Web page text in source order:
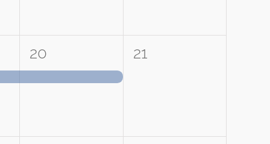
1
Veranstaltung,
20
0
21